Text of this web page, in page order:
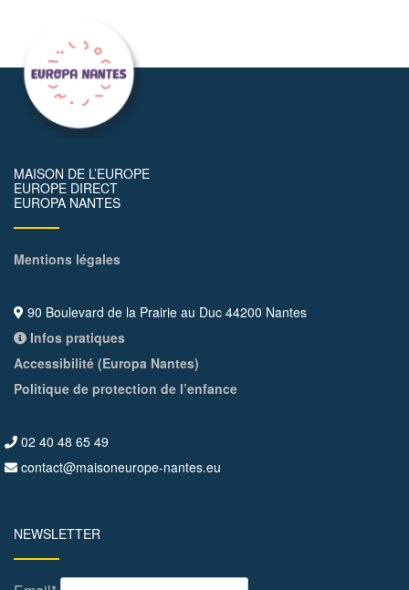
MAISON DE L’EUROPE
EUROPE DIRECT
EUROPA NANTES
Mentions légales
90 Boulevard de la Prairie au Duc 44200 Nantes
Infos pratiques
Accessibilité (Europa Nantes)
Politique de protection de l’enfance
02 40 48 65 49
contact@maisoneurope-nantes.eu
NEWSLETTER